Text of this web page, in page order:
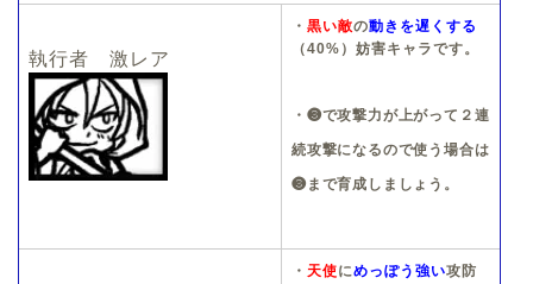
執行者 激レア
・ 黒い敵の動きを遅くする
（40%）妨害キャラです。
・❸で攻撃力が上がって２連
続攻撃になるので使う場合は
❸まで育成しましょう。
・ 天使にめっぽう強い攻防